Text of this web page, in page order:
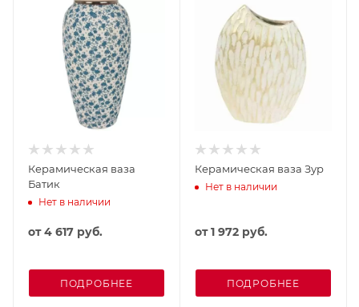
Керамическая ваза
Батик
Нет в наличии
от4 617 руб.
ПОДРОБНЕЕ
Керамическая ваза Зур
Нет в наличии
от1 972 руб.
ПОДРОБНЕЕ